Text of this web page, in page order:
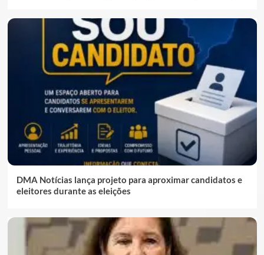
DMA Notícias lança projeto para aproximar candidatos e
eleitores durante as eleições